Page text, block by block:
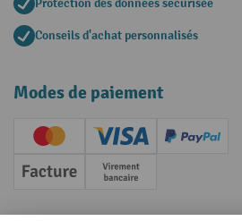
Protection des données sécurisée
Conseils d'achat personnalisés
Modes de paiement
Creditcard (Master)Creditcard (Visa)
PayPal
Facture Paiement anticipé